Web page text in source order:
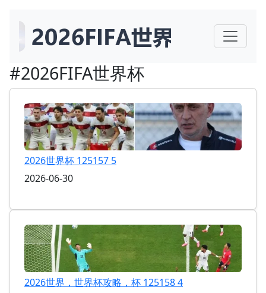
#2026FIFA世界杯
2026世界杯 125157 5
2026-06-30
2026世界，世界杯攻略，杯 125158 4